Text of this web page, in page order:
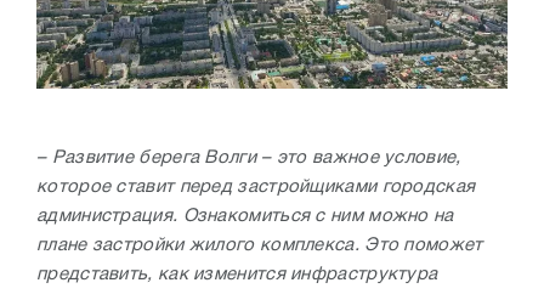
– Развитие берега Волги – это важное условие,
которое ставит перед застройщиками городская
администрация. Ознакомиться с ним можно на
плане застройки жилого комплекса. Это поможет
представить, как изменится инфраструктура